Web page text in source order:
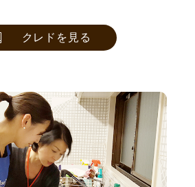
クレドを見る